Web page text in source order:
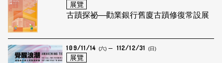
展覽
古蹟探祕—勸業銀行舊廈古蹟修復常設展
109/11/14 (六) 112/12/31 (日)
展覽